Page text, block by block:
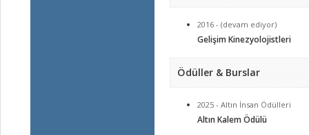
2016 - (devam ediyor)
Gelişim Kinezyolojistleri
Ödüller & Burslar
2025 - Altın İnsan Ödülleri
Altın Kalem Ödülü